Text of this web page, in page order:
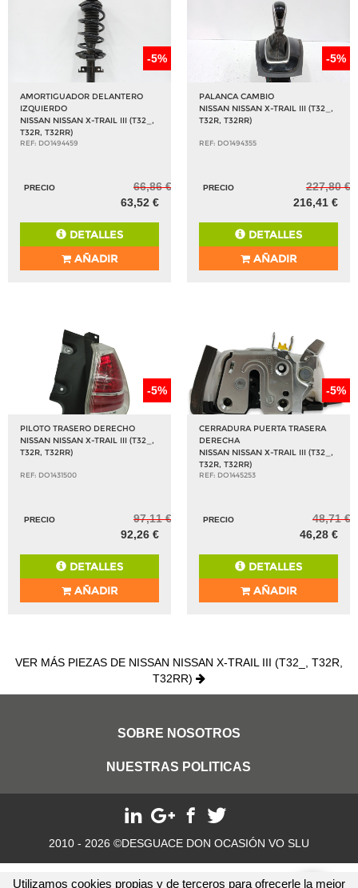
Utilizamos cookies propias y de terceros para ofrecerle la mejor
-5%
AMORTIGUADOR DELANTERO
IZQUIERDO
NISSAN NISSAN X-TRAIL III (T32_,
T32R, T32RR)
REF: DO1494459
PRECIO
66,86 €
63,52 €
DETALLES
AÑADIR
-5%
PALANCA CAMBIO
NISSAN NISSAN X-TRAIL III (T32_,
T32R, T32RR)
REF: DO1494355
PRECIO
227,80 €
216,41 €
DETALLES
AÑADIR
-5%
PILOTO TRASERO DERECHO
NISSAN NISSAN X-TRAIL III (T32_,
T32R, T32RR)
REF: DO1431500
PRECIO
97,11 €
92,26 €
DETALLES
AÑADIR
-5%
CERRADURA PUERTA TRASERA
DERECHA
NISSAN NISSAN X-TRAIL III (T32_,
T32R, T32RR)
REF: DO1445253
PRECIO
48,71 €
46,28 €
DETALLES
AÑADIR
VER MÁS PIEZAS DE NISSAN NISSAN X-TRAIL III (T32_, T32R,
T32RR)
SOBRE NOSOTROS
NUESTRAS POLITICAS
2010 - 2026 ©DESGUACE DON OCASIÓN VO SLU